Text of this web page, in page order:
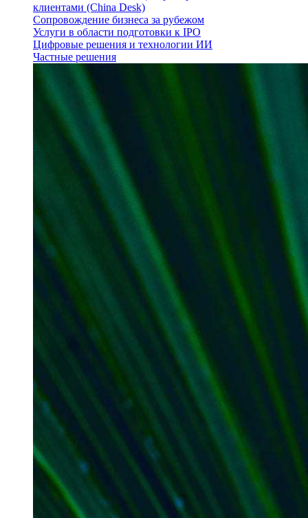
клиентами (China Desk)
Сопровождение бизнеса за рубежом
Услуги в области подготовки к IPO
Цифровые решения и технологии ИИ
Частные решения